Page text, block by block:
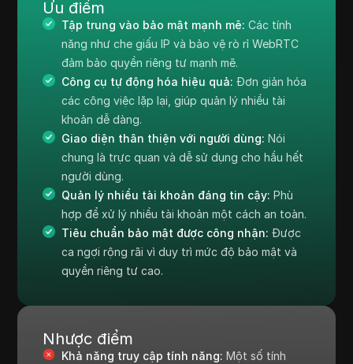
Ưu điểm
Tập trung vào bảo mật mạnh mẽ: Các tính
năng như che giấu IP và bảo vệ rò rỉ WebRTC
đảm bảo quyền riêng tư mạnh mẽ.
Công cụ tự động hóa hiệu quả: Đơn giản hóa
các công việc lặp lại, giúp quản lý nhiều tài
khoản dễ dàng.
Giao diện thân thiện với người dùng: Nói
chung là trực quan và dễ sử dụng cho hầu hết
người dùng.
Quản lý nhiều tài khoản đáng tin cậy: Phù
hợp để xử lý nhiều tài khoản một cách an toàn.
Tiêu chuẩn bảo mật được công nhận: Được
ca ngợi rộng rãi vì duy trì mức độ bảo mật và
quyền riêng tư cao.
Nhược điểm
Khả năng truy cập tính năng: Một số tính